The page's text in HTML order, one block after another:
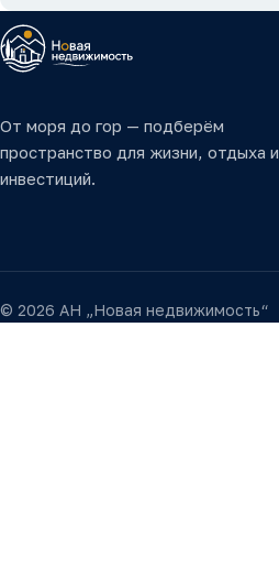
От моря до гор — подберём
пространство для жизни, отдыха и
инвестиций.
© 2026 АН „Новая недвижимость“